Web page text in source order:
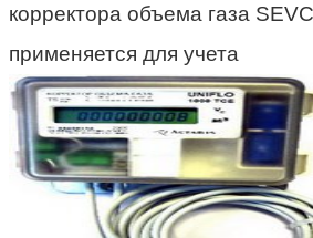
корректора объема газа
применяется для учета